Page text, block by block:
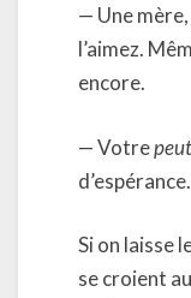
— Une
l’aimez.
encore.
— Votre
d’espérance.
Si on laisse
se croient